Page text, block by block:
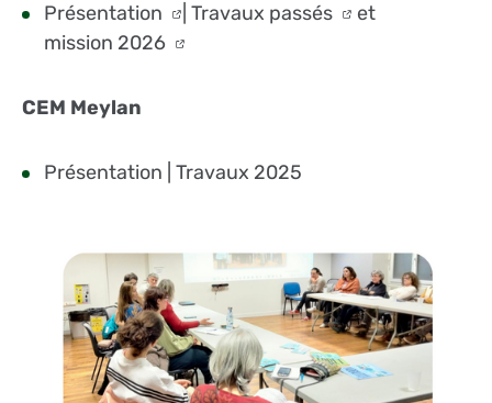
Présentation Travaux passés
et
mission 2026
CEM Meylan
Présentation Travaux 2025